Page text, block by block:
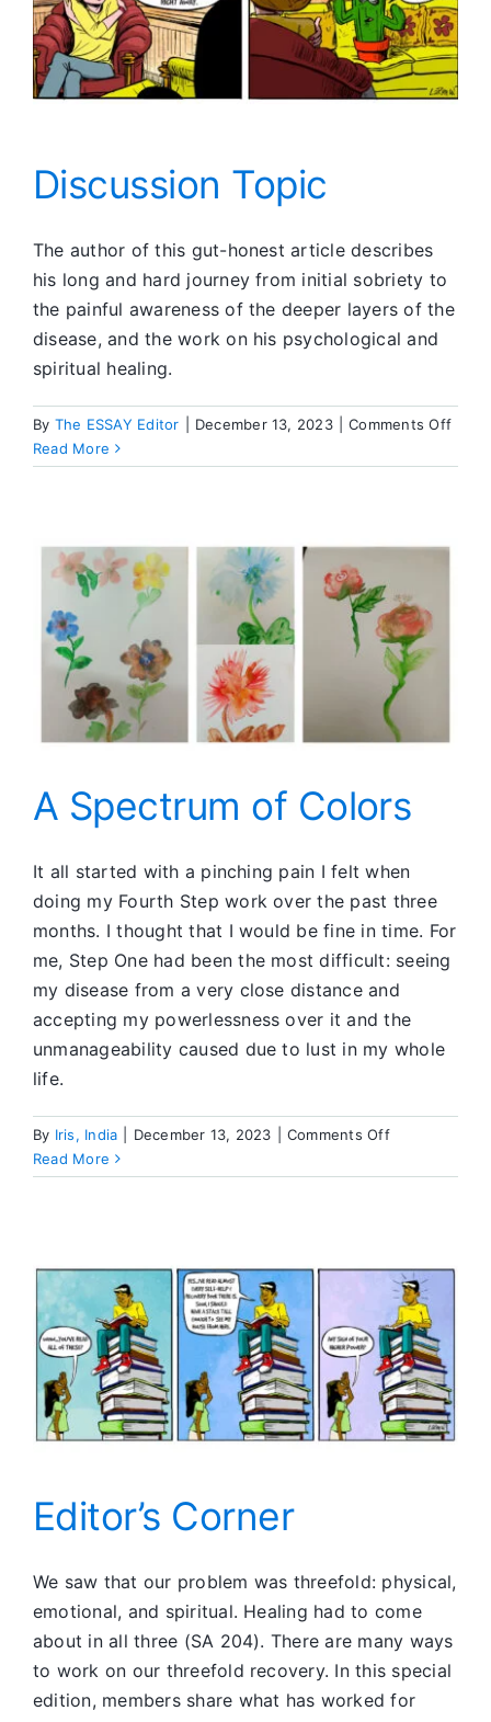
Discussion Topic
The author of this gut-honest article describes
his long and hard journey from initial sobriety to
the painful awareness of the deeper layers of the
disease, and the work on his psychological and
spiritual healing.
By The ESSAY Editor December 13, 2023 Comments Offon
Topic
Read More
A Spectrum of Colors
It all started with a pinching pain I felt when
doing my Fourth Step work over the past three
months. I thought that I would be fine in time. For
me, Step One had been the most difficult: seeing
my disease from a very close distance and
accepting my powerlessness over it and the
unmanageability caused due to lust in my whole
life.
By Iris, India December 13, 2023 Comments Offon
Spectrum
Read More
Editor’s Corner
We saw that our problem was threefold: physical,
emotional, and spiritual. Healing had to come
about in all three (SA 204). There are many ways
to work on our threefold recovery. In this special
edition, members share what has worked for